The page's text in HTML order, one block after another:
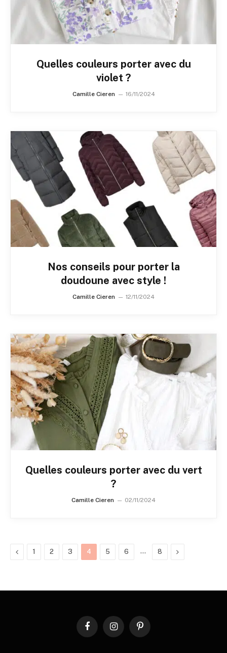
Quelles couleurs porter avec du
violet ?
Camille Cieren 16/11/2024
Nos conseils pour porter la
doudoune avec style !
Camille Cieren 12/11/2024
Quelles couleurs porter avec du vert
?
Camille Cieren 02/11/2024
Previous
1 2 3 4 5 6 … 8 Next
FacebookInstagramPinterest